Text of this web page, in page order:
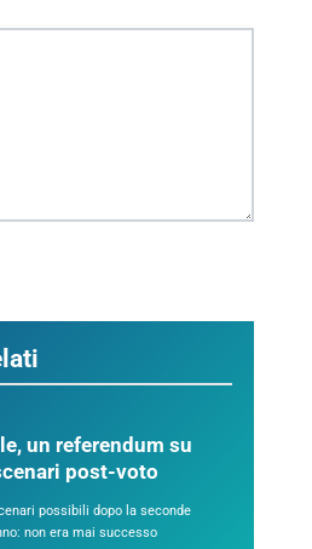
un referendum su
post-voto
possibili dopo la seconde
non era mai successo